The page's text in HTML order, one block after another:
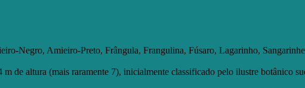
Negro, Amieiro-Preto, Frângula, Frangulina, Fúsaro, Lagarinho,
de altura (mais raramente 7), inicialmente classificado pelo ilustre botânico